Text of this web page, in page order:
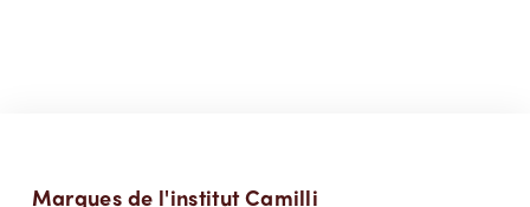
Marques de l'institut Camilli